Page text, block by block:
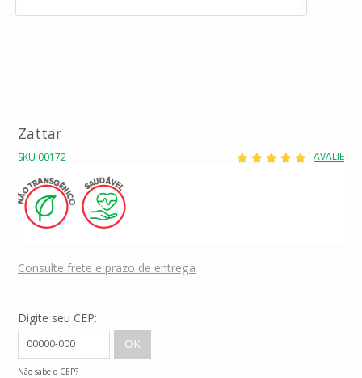
Zattar
SKU 00172 AVALIE
Consulte frete e prazo de entrega
Digite seu CEP:
Não sabe o CEP?